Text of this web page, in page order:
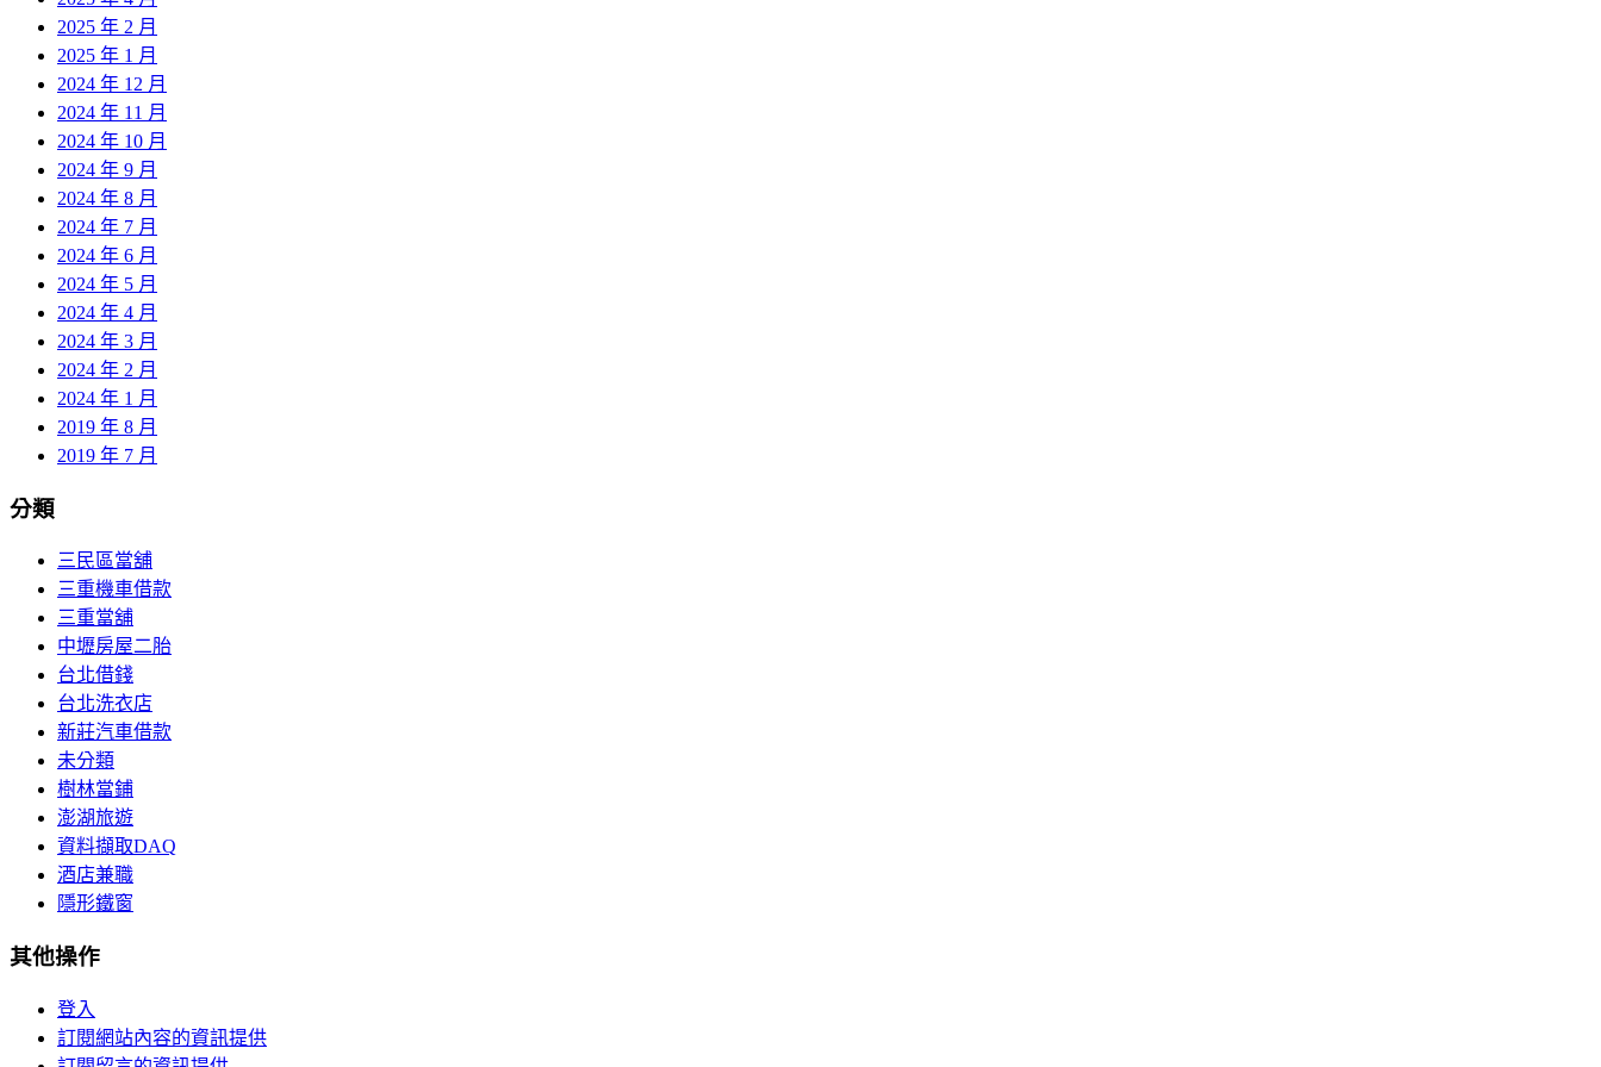
2025 年 2 月
2025 年 1 月
2024 年 12 月
2024 年 11 月
2024 年 10 月
2024 年 9 月
2024 年 8 月
2024 年 7 月
2024 年 6 月
2024 年 5 月
2024 年 4 月
2024 年 3 月
2024 年 2 月
2024 年 1 月
2019 年 8 月
2019 年 7 月
分類
三民區當舖
三重機車借款
三重當舖
中壢房屋二胎
台北借錢
台北洗衣店
新莊汽車借款
未分類
樹林當鋪
澎湖旅遊
資料擷取DAQ
酒店兼職
隱形鐵窗
其他操作
登入
訂閱網站內容的資訊提供